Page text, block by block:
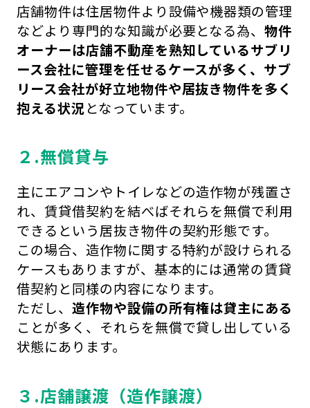
店舗物件は住居物件より設備や機器類の管理
などより専門的な知識が必要となる為、物件
オーナーは店舗不動産を熟知しているサブリ
ース会社に管理を任せるケースが多く、サブ
リース会社が好立地物件や居抜き物件を多く
抱える状況となっています。
２.無償貸与
主にエアコンやトイレなどの造作物が残置さ
れ、賃貸借契約を結べばそれらを無償で利用
できるという居抜き物件の契約形態です。
この場合、造作物に関する特約が設けられる
ケースもありますが、基本的には通常の賃貸
借契約と同様の内容になります。
ただし、 造作物や設備の所有権は貸主にある
ことが多く、それらを無償で貸し出している
状態にあります。
３.店舗譲渡（造作譲渡）